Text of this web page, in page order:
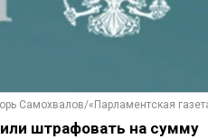
Самохвалов/«Парламентская
штрафовать на сумму